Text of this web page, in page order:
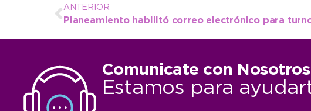
ANTERIOR
Planeamiento habilitó correo electrónico para
Comunicate con Nosotros
Estamos para